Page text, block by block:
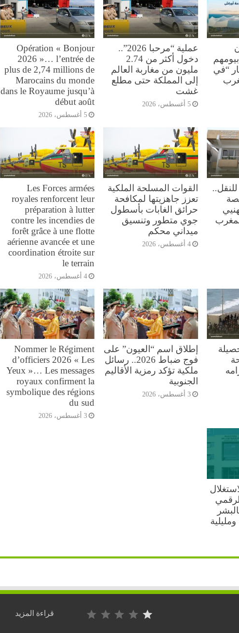
“في
عملية “مرحبا 2026”..
دخول أكثر من 2.74
مليون من مغاربة العالم
إلى المملكة حتى مطلع
غشت
5 أغسطس، 2026
Opération « Bonjour
2026 »… l’entrée de
plus de 2,74 millions de
Marocains du monde
dans le Royaume jusqu’à
début août
5 أغسطس، 2026
القوات المسلحة الملكية
تعزز جاهزيتها لمكافحة
حرائق الغابات بأسطول
جوي متطور وتنسيق
ميداني محكم
4 أغسطس، 2026
Les Forces armées
royales renforcent leur
préparation à lutter
contre les incendies de
forêt grâce à une flotte
aérienne avancée et une
coordination étroite sur
le terrain
4 أغسطس، 2026
إطلاق اسم “العيون” على
فوج ضباط 2026.. رسائل
ملكية تؤكد رمزية الأقاليم
الجنوبية
3 أغسطس، 2026
Nommer le Régiment
d’officiers 2026 « Les
Yeux »… Les messages
royaux confirment la
symbolique des régions
du sud
3 أغسطس، 2026
قراءة المزيد